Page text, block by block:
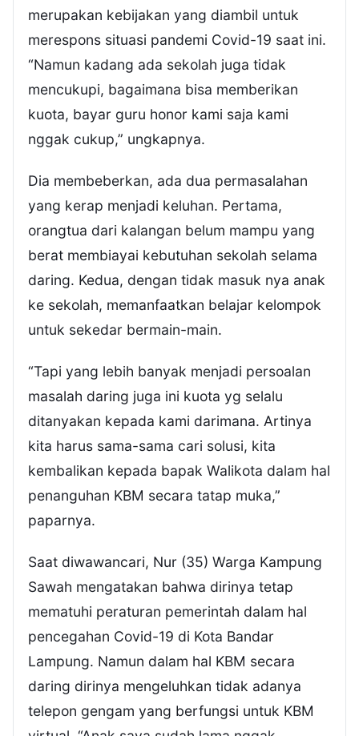
merupakan kebijakan yang diambil untuk
merespons situasi pandemi Covid-19 saat ini.
“Namun kadang ada sekolah juga tidak
mencukupi, bagaimana bisa memberikan
kuota, bayar guru honor kami saja kami
nggak cukup,” ungkapnya.
Dia membeberkan, ada dua permasalahan
yang kerap menjadi keluhan. Pertama,
orangtua dari kalangan belum mampu yang
berat membiayai kebutuhan sekolah selama
daring. Kedua, dengan tidak masuk nya anak
ke sekolah, memanfaatkan belajar kelompok
untuk sekedar bermain-main.
“Tapi yang lebih banyak menjadi persoalan
masalah daring juga ini kuota yg selalu
ditanyakan kepada kami darimana. Artinya
kita harus sama-sama cari solusi, kita
kembalikan kepada bapak Walikota dalam hal
penanguhan KBM secara tatap muka,”
paparnya.
Saat diwawancari, Nur (35) Warga Kampung
Sawah mengatakan bahwa dirinya tetap
mematuhi peraturan pemerintah dalam hal
pencegahan Covid-19 di Kota Bandar
Lampung. Namun dalam hal KBM secara
daring dirinya mengeluhkan tidak adanya
telepon gengam yang berfungsi untuk KBM